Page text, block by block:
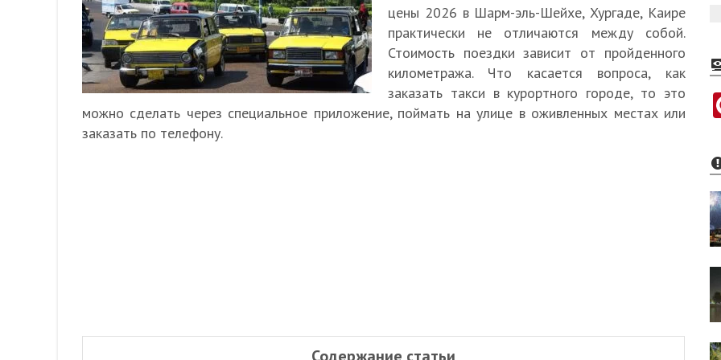
цены 2026 в Шарм-эль-Шейхе, Хургаде, Каире
практически не отличаются между собой.
Стоимость поездки зависит от пройденного
километража. Что касается вопроса, как
заказать такси в курортного городе, то это
можно сделать через специальное приложение, поймать на улице в оживленных местах или
заказать по телефону.